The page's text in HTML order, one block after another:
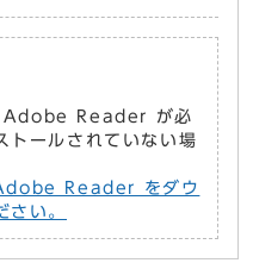
Adobe Reader が必
トールされていない場
Reader をダウ
さい。